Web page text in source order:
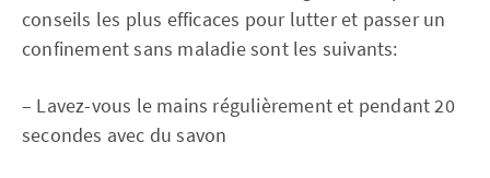
conseils les plus efficaces pour lutter et passer un
confinement sans maladie sont les suivants:
– Lavez-vous le mains régulièrement et pendant 20
secondes avec du savon